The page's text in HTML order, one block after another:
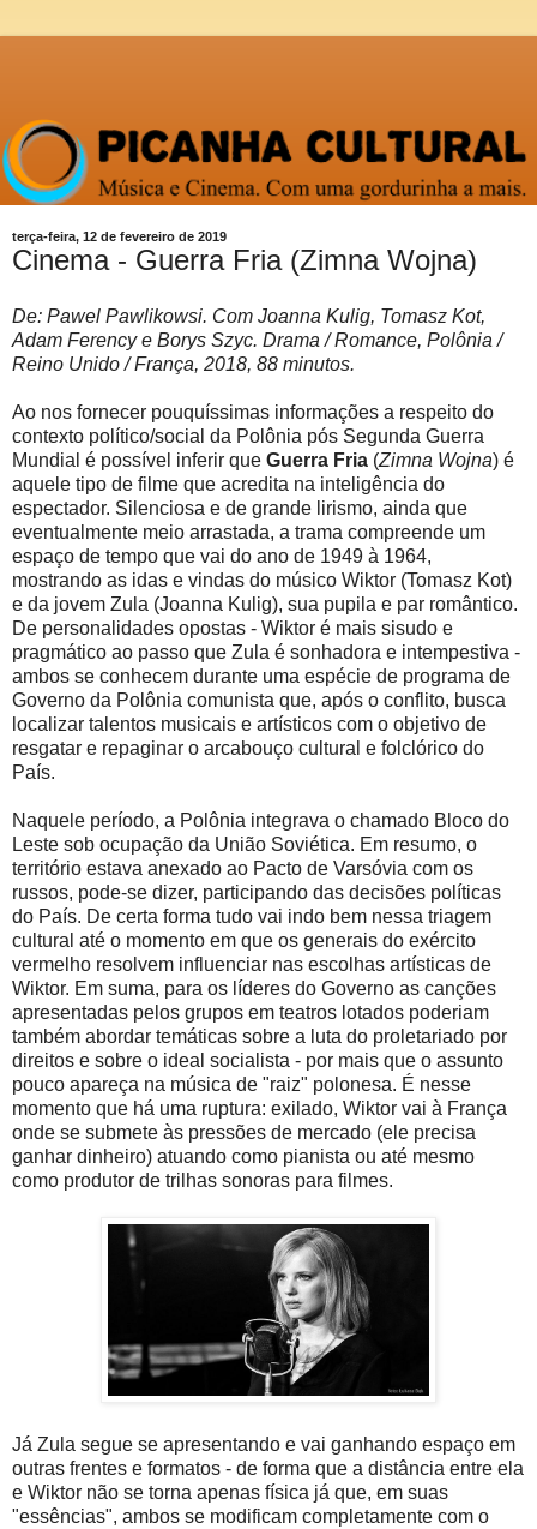
terça-feira, 12 de fevereiro de 2019
Cinema - Guerra Fria (Zimna Wojna)
De: Pawel Pawlikowsi. Com Joanna Kulig, Tomasz Kot,
Adam Ferency e Borys Szyc. Drama / Romance, Polônia /
Reino Unido / França, 2018, 88 minutos.
Ao nos fornecer pouquíssimas informações a respeito do
contexto político/social da Polônia pós Segunda Guerra
Mundial é possível inferir que Guerra Fria (Zimna Wojna) é
aquele tipo de filme que acredita na inteligência do
espectador. Silenciosa e de grande lirismo, ainda que
eventualmente meio arrastada, a trama compreende um
espaço de tempo que vai do ano de 1949 à 1964,
mostrando as idas e vindas do músico Wiktor (Tomasz Kot)
e da jovem Zula (Joanna Kulig), sua pupila e par romântico.
De personalidades opostas - Wiktor é mais sisudo e
pragmático ao passo que Zula é sonhadora e intempestiva -
ambos se conhecem durante uma espécie de programa de
Governo da Polônia comunista que, após o conflito, busca
localizar talentos musicais e artísticos com o objetivo de
resgatar e repaginar o arcabouço cultural e folclórico do
País.
Naquele período, a Polônia integrava o chamado Bloco do
Leste sob ocupação da União Soviética. Em resumo, o
território estava anexado ao Pacto de Varsóvia com os
russos, pode-se dizer, participando das decisões políticas
do País. De certa forma tudo vai indo bem nessa triagem
cultural até o momento em que os generais do exército
vermelho resolvem influenciar nas escolhas artísticas de
Wiktor. Em suma, para os líderes do Governo as canções
apresentadas pelos grupos em teatros lotados poderiam
também abordar temáticas sobre a luta do proletariado por
direitos e sobre o ideal socialista - por mais que o assunto
pouco apareça na música de "raiz" polonesa. É nesse
momento que há uma ruptura: exilado, Wiktor vai à França
onde se submete às pressões de mercado (ele precisa
ganhar dinheiro) atuando como pianista ou até mesmo
como produtor de trilhas sonoras para filmes.
Já Zula segue se apresentando e vai ganhando espaço em
outras frentes e formatos - de forma que a distância entre ela
e Wiktor não se torna apenas física já que, em suas
"essências", ambos se modificam completamente com o